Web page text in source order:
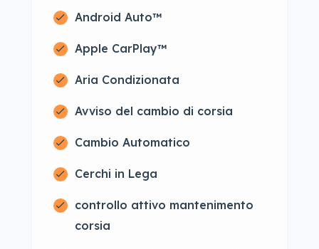
Android Auto™
Apple CarPlay™
Aria Condizionata
Avviso del cambio di corsia
Cambio Automatico
Cerchi in Lega
controllo attivo mantenimento
corsia